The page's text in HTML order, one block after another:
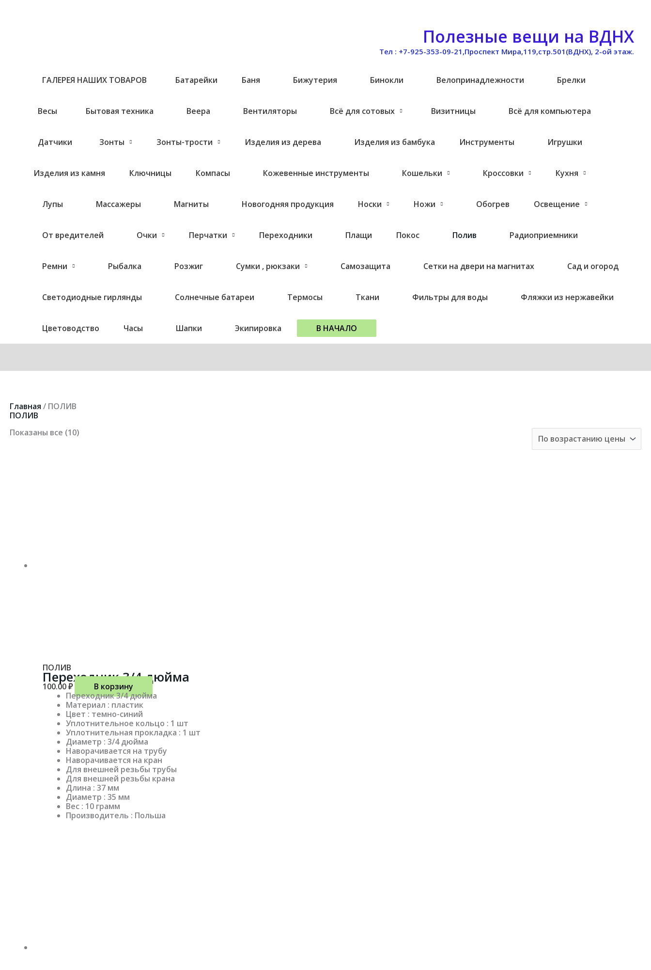
Полезные вещи на ВДНХ
Тел : +7-925-353-09-21,Проспект Мира,119,стр.501(ВДНХ), 2-ой этаж.
ГАЛЕРЕЯ НАШИХ ТОВАРОВ Батарейки Баня Бижутерия Бинокли Велопринадлежности Брелки
Весы Бытовая техника Веера Вентиляторы Всё для сотовых Визитницы Всё для компьютера
Датчики Зонты Зонты-трости Изделия из дерева Изделия из бамбука Инструменты Игрушки
Изделия из камня Ключницы Компасы Кожевенные инструменты Кошельки Кроссовки Кухня
Лупы Массажеры Магниты Новогодняя продукция Носки Ножи Обогрев Освещение
От вредителей Очки Перчатки Переходники Плащи Покос Полив Радиоприемники
Ремни Рыбалка Розжиг Сумки , рюкзаки Самозащита Сетки на двери на магнитах Сад и огород
Светодиодные гирлянды Солнечные батареи Термосы Ткани Фильтры для воды Фляжки из нержавейки
Цветоводство Часы Шапки Экипировка В НАЧАЛО
Главная / ПОЛИВ
ПОЛИВ
Показаны все (10)
ПОЛИВ
Переходник 3/4 дюйма
100.00₽
В корзину
Переходник 3/4 дюйма
Материал : пластик
Цвет : темно-синий
Уплотнительное кольцо : 1 шт
Уплотнительная прокладка : 1 шт
Диаметр : 3/4 дюйма
Наворачивается на трубу
Наворачивается на кран
Для внешней резьбы трубы
Для внешней резьбы крана
Длина : 37 мм
Диаметр : 35 мм
Вес : 10 грамм
Производитель : Польша